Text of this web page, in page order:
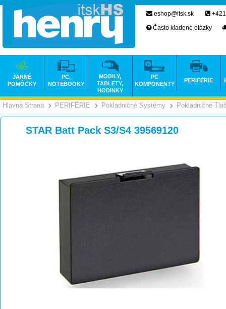
Hlavná Strana >
PERIFÉRIE >
Pokladničné Systémy Pokladničné
STAR Batt Pack S3/S4 39569120
eshop@itsk.sk
Často kladené otázky
JARNÉ
POMÔCKY
PC,
NOTEBOOKY
MOBILY,
TABLETY,
HODINKY
PC
KOMPONENTY
PERIFÉRIE